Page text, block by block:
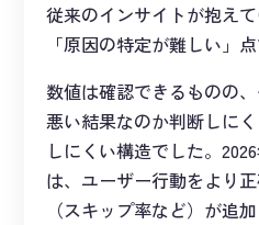
従来のインサイトが抱えて
「原因の特定が難しい」点
数値は確認できるものの
悪い結果なのか判断しに
しにくい構造でした。
は、ユーザー行動をより
（スキップ率など）が追